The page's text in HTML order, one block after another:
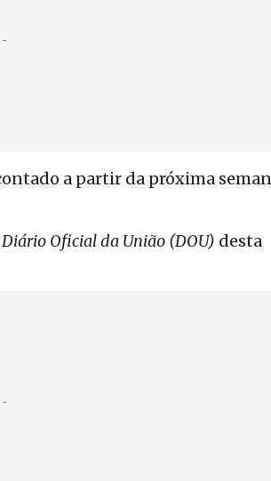
a partir da próxima
Diário Oficial da União (DOU) desta